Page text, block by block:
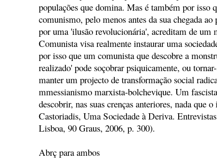
populações que domina. Mas é também por isso
comunismo, pelo menos antes da sua chegada
por uma 'ilusão revolucionária', acreditam de um
Comunista visa realmente instaurar uma
por isso que um comunista que descobre a
realizado' pode soçobrar psiquicamente, ou
manter um projecto de transformação social
mmessianismo marxista-bolchevique. Um
descobrir, nas suas crenças anteriores, nada que
Castoriadis, Uma Sociedade à Deriva.
Lisboa, 90 Graus, 2006, p. 300).
Abrç para ambos